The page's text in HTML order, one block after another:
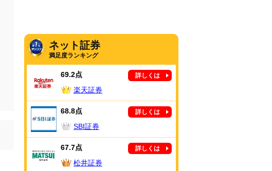
ネット証券
満足度ランキング
69.2点 詳しくは
楽天証券
68.8点 詳しくは
SBI証券
67.7点 詳しくは
松井証券